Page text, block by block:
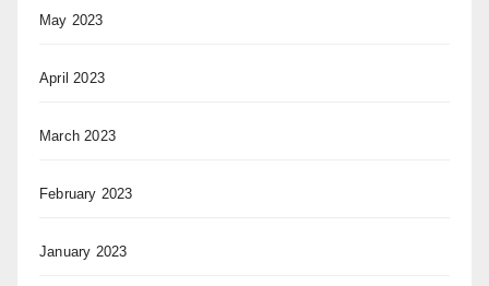
May 2023
April 2023
March 2023
February 2023
January 2023